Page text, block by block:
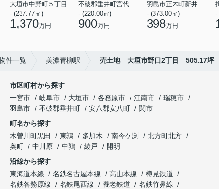
大垣市中野町５丁目
- (237.77㎡)
1,370万円
不破郡垂井町宮代
- (220.00㎡)
900万円
羽島市正木町新井
- (373.00㎡)
398万円
-
件一覧 美濃青柳駅 売土地 大垣市野口2丁目 505.17坪
市区町村から探す
一宮市
岐阜市 大垣市 各務原市 江南市
瑞穂市
羽島市
不破郡垂井町 安八郡安八町
関市
町名から探す
木曽川町黒田
東鶉 多加木 南今ケ渕
北方町北方
奥町
中川原 中鶉 綾戸
開明
沿線から探す
東海道本線
名鉄名古屋本線 高山本線
樽見鉄道
名鉄各務原線
名鉄尾西線 養老鉄道
名鉄竹鼻線